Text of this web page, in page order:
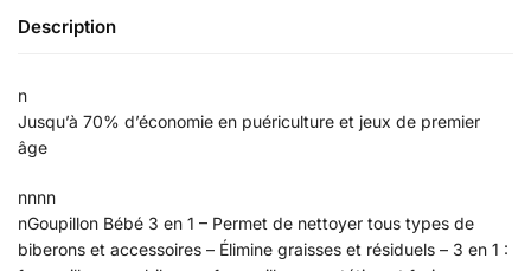
Description
n
Jusqu’à 70% d’économie en puériculture et jeux de premier
âge
nnnn
nGoupillon Bébé 3 en 1 – Permet de nettoyer tous types de
biberons et accessoires – Élimine graisses et résiduels – 3 en 1 :